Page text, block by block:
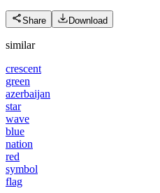
Share Download
similar
crescent
green
azerbaijan
star
wave
blue
nation
red
symbol
flag